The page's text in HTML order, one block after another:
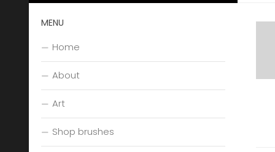
MENU
Home
About
Art
Shop brushes